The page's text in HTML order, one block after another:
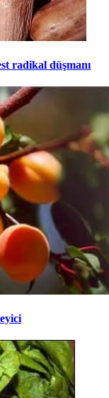
radikal düşmanı